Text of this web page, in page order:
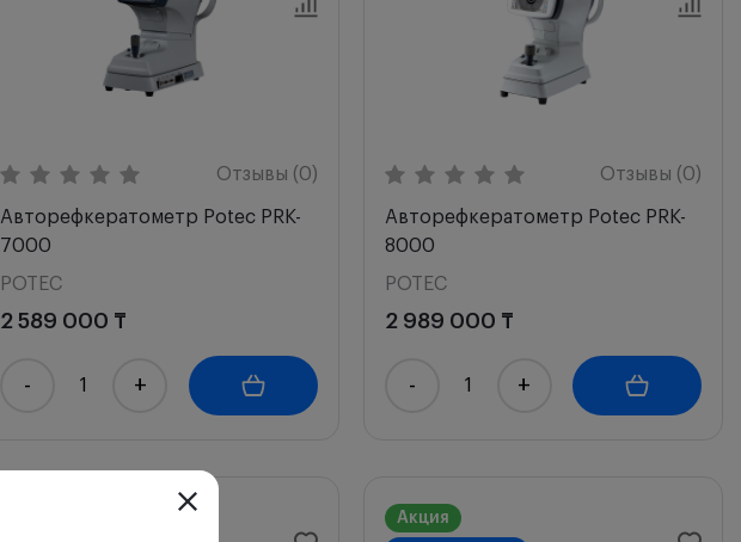
Отзывы (0)
Авторефкератометр Potec PRK-
7000
POTEC
2 589 000 ₸
- +
Отзывы (0)
Авторефкератометр Potec PRK-
8000
POTEC
2 989 000 ₸
- +
Акция